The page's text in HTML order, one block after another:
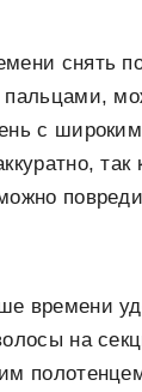
снять
пальцами,
с
так
времени
на